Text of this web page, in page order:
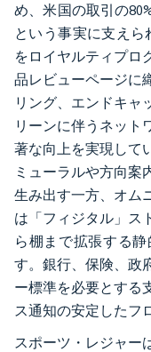
め、米国の取引の
という事実に支えら
をロイヤルティプロ
品レビューページに
リング、エンドキャ
リーンに伴うネット
著な向上を実現して
ミューラルや方向案
生み出す一方、オム
は「フィジタル」ス
ら棚まで拡張する
す。銀行、保険、政
ー標準を必要とする
ス通知の安定したフ
スポーツ・レジャー